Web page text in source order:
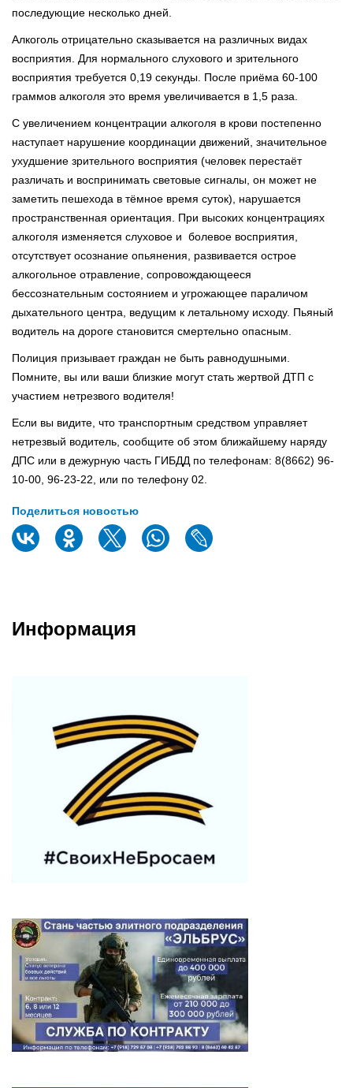
последующие несколько дней.
Алкоголь отрицательно сказывается на различных видах
восприятия. Для нормального слухового и зрительного
восприятия требуется 0,19 секунды. После приёма 60-100
граммов алкоголя это время увеличивается в 1,5 раза.
С увеличением концентрации алкоголя в крови постепенно
наступает нарушение координации движений, значительное
ухудшение зрительного восприятия (человек перестаёт
различать и воспринимать световые сигналы, он может не
заметить пешехода в тёмное время суток), нарушается
пространственная ориентация. При высоких концентрациях
алкоголя изменяется слуховое и болевое восприятия,
отсутствует осознание опьянения, развивается острое
алкогольное отравление, сопровождающееся
бессознательным состоянием и угрожающее параличом
дыхательного центра, ведущим к летальному исходу. Пьяный
водитель на дороге становится смертельно опасным.
Полиция призывает граждан не быть равнодушными.
Помните, вы или ваши близкие могут стать жертвой ДТП с
участием нетрезвого водителя!
Если вы видите, что транспортным средством управляет
нетрезвый водитель, сообщите об этом ближайшему наряду
ДПС или в дежурную часть ГИБДД по телефонам: 8(8662) 96-
10-00, 96-23-22, или по телефону 02.
Поделиться новостью
Информация